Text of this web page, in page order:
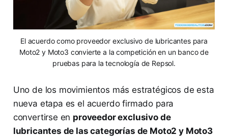
El acuerdo como proveedor exclusivo de lubricantes para
Moto2 y Moto3 convierte a la competición en un banco de
pruebas para la tecnología de Repsol.
Uno de los movimientos más estratégicos de esta
nueva etapa es el acuerdo firmado para
convertirse en proveedor exclusivo de
lubricantes de las categorías de Moto2 y Moto3